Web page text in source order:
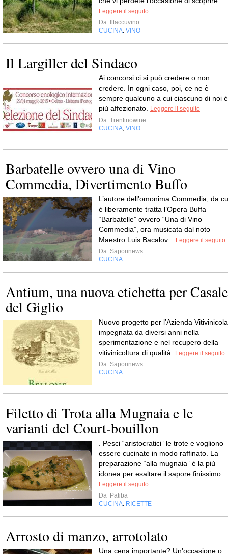
Leggere il seguito
Da
Iltaccuvino
CUCINA VINO
Il Largiller del Sindaco
Ai concorsi ci si può credere o non
credere. In ogni caso, poi, ce ne è
sempre qualcuno a cui ciascuno di noi è
più affezionato.
Leggere il seguito
Da Trentinowine
CUCINA VINO
Barbatelle ovvero una di Vino
Commedia, Divertimento Buffo
L’autore dell’omonima Commedia, da
è liberamente tratta l’Opera Buffa
“Barbatelle” ovvero “Una di Vino
Commedia”, ora musicata dal noto
Maestro Luis Bacalov...
Leggere il seguito
Da Saporinews
CUCINA
Antium, una nuova etichetta per Casale
del Giglio
Nuovo progetto per l’Azienda
impegnata da diversi anni nella
sperimentazione e nel recupero della
vitivinicoltura di qualità.
Leggere il seguito
Da Saporinews
CUCINA
Filetto di Trota alla Mugnaia e le
varianti del Court-bouillon
. Pesci “aristocratici” le trote e vogliono
essere cucinate in modo raffinato. La
preparazione “alla mugnaia” è la più
idonea per esaltare il sapore finissimo...
Leggere il seguito
Da Patiba
CUCINA RICETTE
Arrosto di manzo, arrotolato
Una cena importante? Un'occasione o